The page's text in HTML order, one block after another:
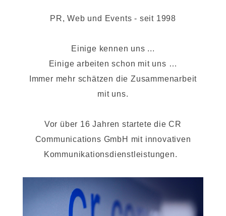
PR, Web und Events - seit 1998
Einige kennen uns ...
Einige arbeiten schon mit uns …
Immer mehr schätzen die Zusammenarbeit
mit uns.
Vor über 16 Jahren startete die CR
Communications GmbH mit innovativen
Kommunikationsdienstleistungen.